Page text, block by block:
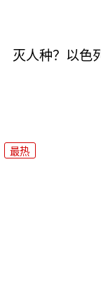
灭人种？以色
最热